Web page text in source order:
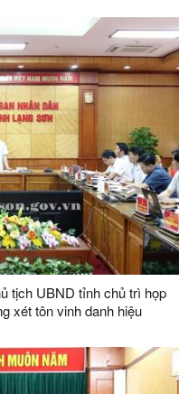
tịch UBND tỉnh chủ trì họp
xét tôn vinh danh hiệu